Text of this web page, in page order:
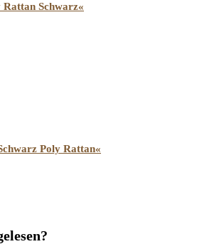
Schwarz«
Poly Rattan«